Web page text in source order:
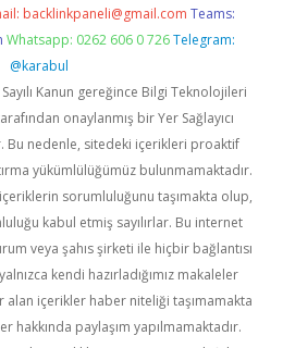
backlinkpaneli@gmail.com Teams:
Whatsapp: 0262 606 0 726 Telegram:
@karabul
Kanun gereğince Bilgi Teknolojileri
onaylanmış bir Yer Sağlayıcı
Bu nedenle, sitedeki içerikleri proaktif
yükümlülüğümüz bulunmamaktadır.
sorumluluğunu taşımakta olup,
kabul etmiş sayılırlar. Bu internet
veya şahıs şirketi ile hiçbir bağlantısı
kendi hazırladığımız makaleler
alan içerikler haber niteliği taşımamakta
hakkında paylaşım yapılmamaktadır.